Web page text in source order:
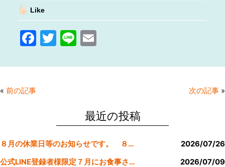
Like
F
c
e
k
T
itt
Li
e
E
ai
« 前の記事 次の記事 »
最近の投稿
８月の休業日等のお知らせです。 ８月より定休日は金曜日のみにします。
2026/07/26
公式LINE登録者様限定７月にお食事された方にサービスクーポン発行
2026/07/09